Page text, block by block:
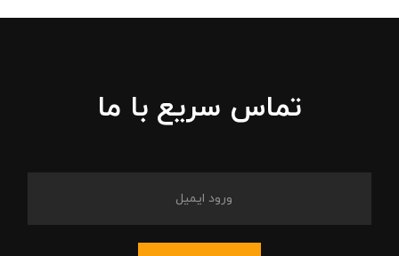
تماس سریع با ما